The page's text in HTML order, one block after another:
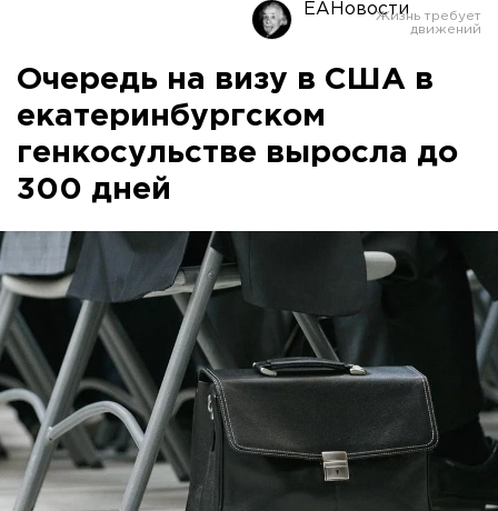
ЕАНовости
Очередь на визу в США в
екатеринбургском
генкосульстве выросла до
300 дней